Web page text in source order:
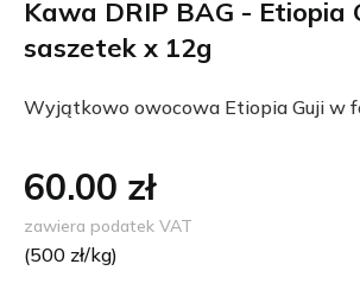
Kawa DRIP BAG - Etiopia
saszetek x 12g
Wyjątkowo owocowa Etiopia Guji w
60.00 zł
zawiera podatek VAT
(500 zł/kg)